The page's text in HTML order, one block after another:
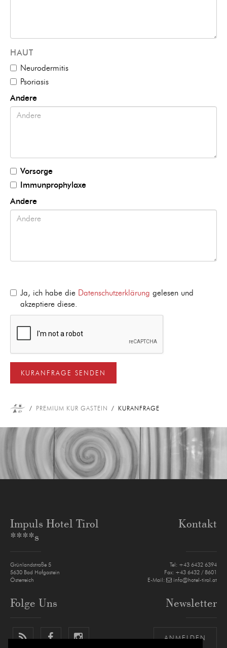
HAUT
Neurodermitis
Psoriasis
Andere
Vorsorge
Immunprophylaxe
Andere
Ja, ich habe die Datenschutzerklärung gelesen und
akzeptiere diese.
KURANFRAGE SENDEN
PREMIUM KUR GASTEIN KURANFRAGE
Impuls Hotel Tirol
****s
Grünlandstraße 5
5630 Bad Hofgastein
Österreich
Kontakt
Tel: +43 6432 6394
Fax: +43 6432 / 8601
E-Mail:
info@hotel-tirol.at
Folge Uns Newsletter
ANMELDEN